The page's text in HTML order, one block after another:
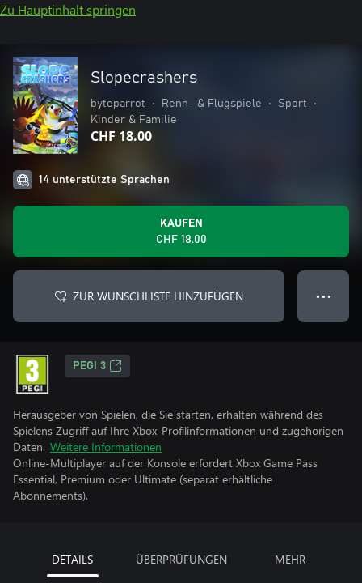
Zu Hauptinhalt springen
Slopecrashers
byteparrot • Renn- & Flugspiele • Sport
•
Kinder & Familie
CHF 18.00
14 unterstützte Sprachen
KAUFEN
CHF 18.00
ZUR WUNSCHLISTE HINZUFÜGEN ● ● ●
PEGI 3
Herausgeber von Spielen, die Sie starten, erhalten während des
Spielens Zugriff auf Ihre Xbox-Profilinformationen und zugehörigen
Daten. Weitere Informationen
Online-Multiplayer auf der Konsole erfordert Xbox Game Pass
Essential, Premium oder Ultimate (separat erhältliche
Abonnements).
DETAILS ÜBERPRÜFUNGEN MEHR